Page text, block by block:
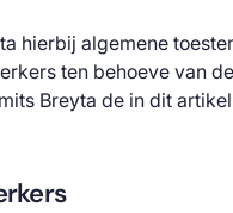
hierbij algemene
ten behoeve van
Breyta de in dit